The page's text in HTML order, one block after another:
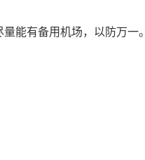
能有备用机场，以防万一。